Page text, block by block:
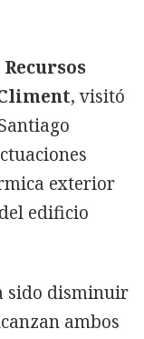
Recursos
, visitó
exterior
edificio
sido disminuir
ambos